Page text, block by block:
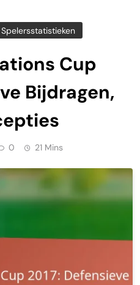
Cup
Bijdragen,
0 21 Mins